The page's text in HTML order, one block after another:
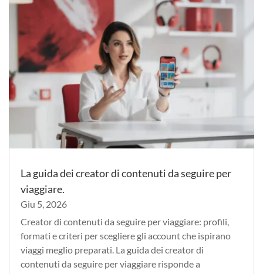
La guida dei creator di contenuti da seguire per
viaggiare.
Giu 5, 2026
Creator di contenuti da seguire per viaggiare: profili,
formati e criteri per scegliere gli account che ispirano
viaggi meglio preparati. La guida dei creator di
contenuti da seguire per viaggiare risponde a